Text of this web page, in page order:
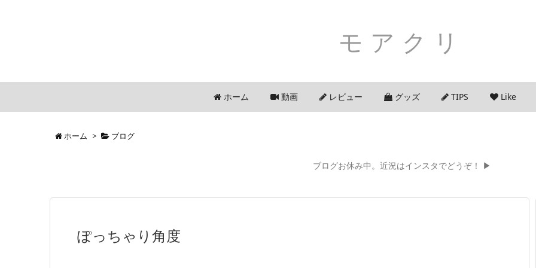
モアクリ
ホーム 動画 レビュー グッズ TIPS Like
ホーム > ブログ
ブログお休み中。近況はインスタでどうぞ！ ▶
ぽっちゃり角度